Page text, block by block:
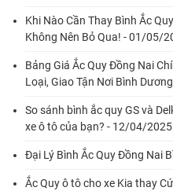
Khi Nào Cần Thay Bình Ắc
Không Nên Bỏ Qua! - 01/05/
Bảng Giá Ắc Quy Đồng Nai
Loại, Giao Tận Nơi Bình
So sánh bình ắc quy GS và
xe ô tô của bạn? - 12/04/2025
Đại Lý Bình Ắc Quy Đồng Nai
Ắc Quy ô tô cho xe Kia thay